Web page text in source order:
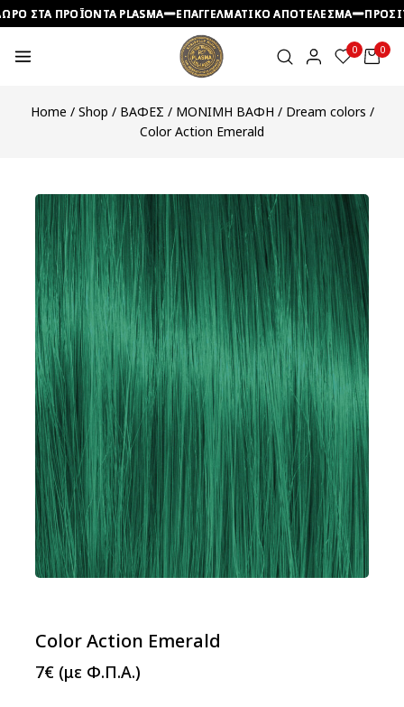
ΣΤΑ ΠΡΟΪΟΝΤΑ PLASMA ΕΠΑΓΓΕΛΜΑΤΙΚΟ ΑΠΟΤΕΛΕΣΜΑ
ΣΤΑ ΠΡΟΪΟΝΤΑ PLASMA ΕΠΑΓΓΕΛΜΑΤΙΚΟ ΑΠΟΤΕΛΕΣΜΑ
ΣΤΑ ΠΡΟΪΟΝΤΑ PLASMA ΕΠΑΓΓΕΛΜΑΤΙΚΟ ΑΠΟΤΕΛΕΣΜΑ
0 0
Home / Shop / ΒΑΦΕΣ / ΜΟΝΙΜΗ ΒΑΦΗ / Dream colors /
Color Action Emerald
Color Action Emerald
7€ (με Φ.Π.Α.)